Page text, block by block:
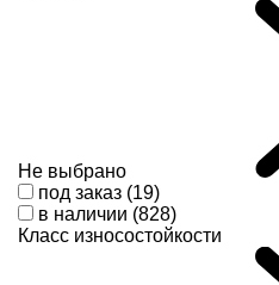
Не выбрано
под заказ (19)
в наличии (828)
Класс износостойкости